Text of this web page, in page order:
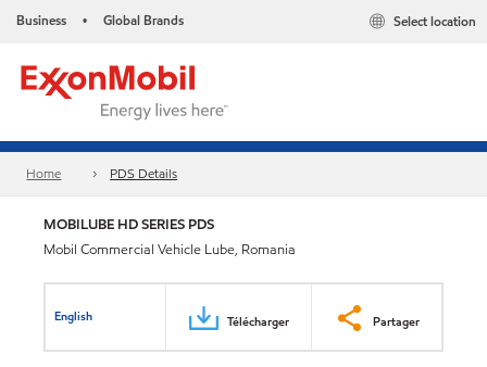
Business • Global Brands Select location
Home PDS Details
MOBILUBE HD SERIES PDS
Mobil Commercial Vehicle Lube, Romania
English Télécharger Partager